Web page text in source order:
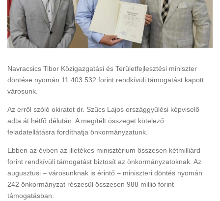
Navracsics Tibor Közigazgatási és Területfejlesztési miniszter
döntése nyomán 11.403.532 forint rendkívüli támogatást kapott
városunk.
Az erről szóló okiratot dr. Szűcs Lajos országgyűlési képviselő
adta át hétfő délután. A megítélt összeget kötelező
feladatellátásra fordíthatja önkormányzatunk.
Ebben az évben az illetékes minisztérium összesen kétmilliárd
forint rendkívüli támogatást biztosít az önkormányzatoknak. Az
augusztusi – városunknak is érintő – miniszteri döntés nyomán
242 önkormányzat részesül összesen 988 millió forint
támogatásban.